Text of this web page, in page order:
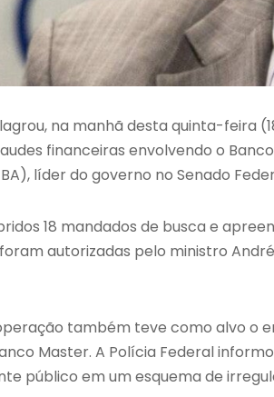
na manhã desta quinta-feira
financeiras envolvendo o
líder do governo no Senado
18 mandados de busca e
autorizadas pelo ministro
também teve como alvo o
Master. A Polícia Federal
público em um esquema de